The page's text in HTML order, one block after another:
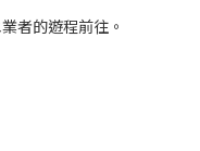
者的遊程前往。